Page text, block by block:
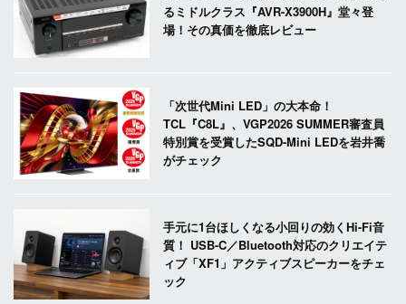
るミドルクラス『AVR-X3900H』堂々登
場！その真価を徹底レビュー
「次世代Mini LED」の大本命！
TCL『C8L』、VGP2026 SUMMER審査員
特別賞を受賞したSQD-Mini LEDを岩井喬
がチェック
手元に1台ほしくなる小回りの効くHi-Fi音
質！ USB-C／Bluetooth対応のクリエイテ
ィブ「XF1」アクティブスピーカーをチェ
ック